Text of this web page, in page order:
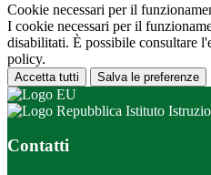
Cookie necessari per il
I cookie necessari per il
disabilitati. È possibile consultare
policy.
Accetta tutti Salva le preferenze
Istituto
Contatti